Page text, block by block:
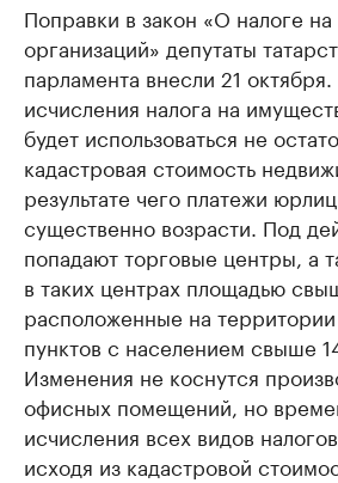
Поправки в закон «О налоге
организаций» депутаты
парламента внесли 21
исчисления налога на
будет использоваться не
кадастровая стоимость
результате чего платежи
существенно возрасти. Под
попадают торговые центры, а
в таких центрах площадью
расположенные на
пунктов с населением свыше
Изменения не коснутся
офисных помещений, но
исчисления всех видов
исходя из кадастровой